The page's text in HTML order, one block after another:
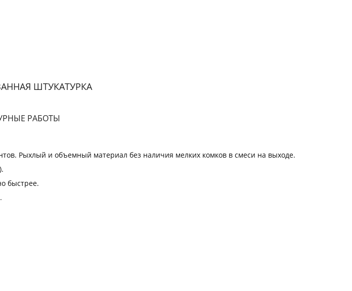
ШТУКАТУРКА
РАБОТЫ
Рыхлый и объемный материал без наличия мелких комков в смеси на выходе.
быстрее.